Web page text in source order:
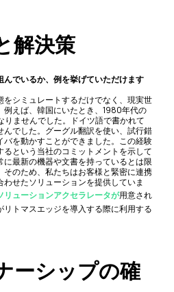
解決策
でいるか、例を挙げていただけます
シミュレートするだけでなく、現実世
えば、韓国にいたとき、1980年代の
りませんでした。ドイツ語で書かれて
でした。グーグル翻訳を使い、試行錯
を動かすことができました。この経験
という当社のコミットメントを示して
最新の機器や文書を持っているとは限
そのため、私たちはお客様と緊密に連携
せたソリューションを提供していま
リューションアクセラレータが用意され
トマスエッジを導入する際に利用する
ーシップの確